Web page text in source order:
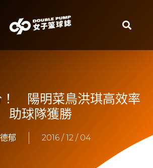
陽明菜鳥洪琪高效率
助球隊獲勝
郁 2016 / 12 / 04